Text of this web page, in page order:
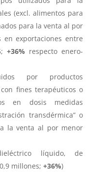
(excl. alimentos para
para la venta al por
en exportaciones entre
+36% respecto enero-
por productos
fines terapéuticos o
en dosis medidas
transdérmica” o
la venta al por menor
líquido, de
millones; +36%)